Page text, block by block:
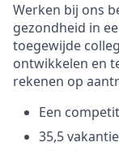
Werken bij ons
gezondheid in
toegewijde
ontwikkelen en
rekenen op
Een
35,5